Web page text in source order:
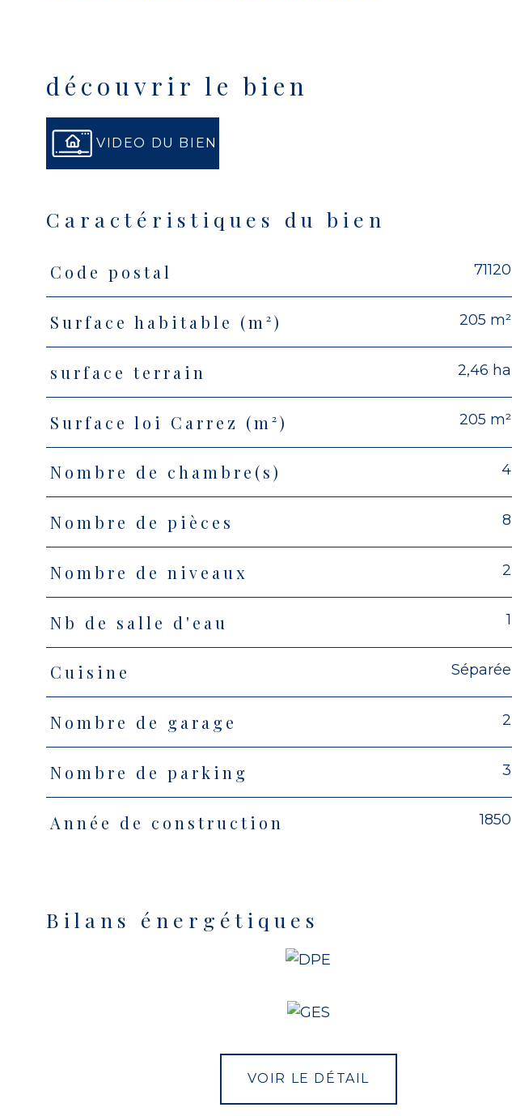
découvrir le bien
VIDEO DU BIEN
Caractéristiques du bien
Caractéristiques
Code postal 71120
Surface habitable (m²) 205 m²
surface terrain 2,46 ha
Surface loi Carrez (m²) 205 m²
Nombre de chambre(s) 4
Nombre de pièces 8
Nombre de niveaux 2
Nb de salle d'eau 1
Cuisine Séparée
Nombre de garage 2
Nombre de parking 3
Année de construction 1850
Bilans énergétiques
VOIR LE DÉTAIL